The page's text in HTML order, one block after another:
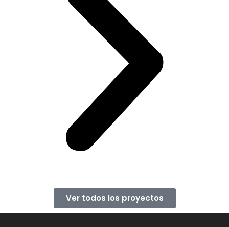
Ver todos los proyectos